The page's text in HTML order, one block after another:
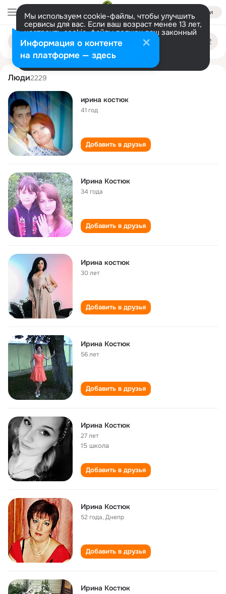
Войти
Мы используем cookie-файлы, чтобы улучшить
сервисы для вас. Если ваш возраст менее 13 лет,
настроить cookie-файлы должен ваш законный
представитель. Больше информации
Разрешить все Настроить
Поиск
людям
irina kostyuk
Люди2229
ирина костюк
41 год
Добавить в друзья
Ирина Костюк
34 года
Добавить в друзья
Ирина костюк
30 лет
Добавить в друзья
Ирина Костюк
56 лет
Добавить в друзья
Ирина Костюк
27 лет
15 школа
Добавить в друзья
Ирина Костюк
52 года,Днепр
Добавить в друзья
Ирина Костюк
Информация о контенте
на платформе — здесь